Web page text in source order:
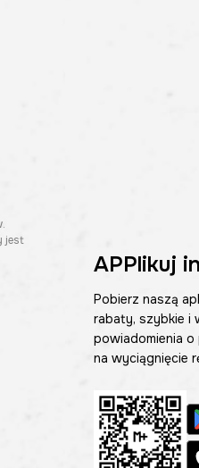
jest
APPlikuj
Pobierz naszą
rabaty, szybkie i
powiadomienia
na wyciągnięcie